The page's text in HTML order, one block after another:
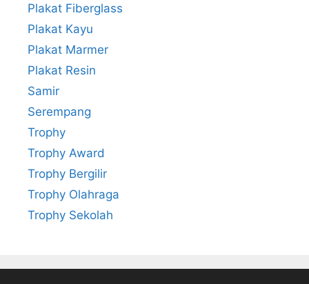
Plakat Fiberglass
Plakat Kayu
Plakat Marmer
Plakat Resin
Samir
Serempang
Trophy
Trophy Award
Trophy Bergilir
Trophy Olahraga
Trophy Sekolah